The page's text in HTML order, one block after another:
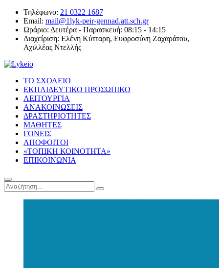
Τηλέφωνο: 21 0322 1687
Email: mail@1lyk-peir-gennad.att.sch.gr
Ωράριο: Δευτέρα - Παρασκευή: 08:15 - 14:15
Διαχείριση: Ελένη Κύτταρη, Ευφροσύνη Ζαχαράτου,
Αχιλλέας Ντελλής
ΤΟ ΣΧΟΛΕΙΟ
ΕΚΠΑΙΔΕΥΤΙΚΟ ΠΡΟΣΩΠΙΚΟ
ΛΕΙΤΟΥΡΓΙΑ
ΑΝΑΚΟΙΝΩΣΕΙΣ
ΔΡΑΣΤΗΡΙΟΤΗΤΕΣ
ΜΑΘΗΤΕΣ
ΓΟΝΕΙΣ
ΑΠΟΦΟΙΤΟΙ
«ΤΟΠΙΚΗ ΚΟΙΝΟΤΗΤΑ»
ΕΠΙΚΟΙΝΩΝΙΑ